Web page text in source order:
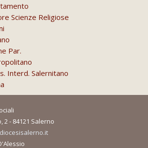
Scienze Religiose
Par.
Interd. Salernitano
2 - 84121 Salerno